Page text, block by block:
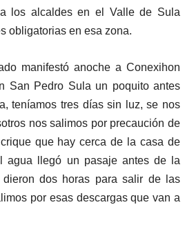
los alcaldes en el Valle de Sula
obligatorias en esa zona.
manifestó anoche a Conexihon
San Pedro Sula un poquito antes
teníamos tres días sin luz, se nos
nos salimos por precaución de
que hay cerca de la casa de
agua llegó un pasaje antes de la
dos horas para salir de las
por esas descargas que van a